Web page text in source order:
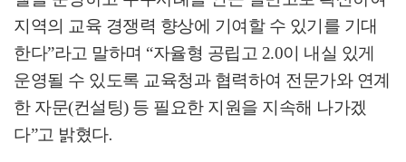
지역의 교육 경쟁력 향상에 기여할 수 있기를 기대
한다”라고 말하며 “자율형 공립고 2.0이 내실 있게
운영될 수 있도록 교육청과 협력하여 전문가와 연계
한 자문(컨설팅) 등 필요한 지원을 지속해 나가겠
다”고 밝혔다.